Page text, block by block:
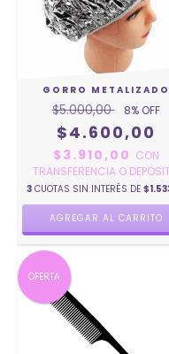
GORRO METALIZADO
$5.000,00 8% OFF
$4.600,00
$3.910,00 CON
TRANSFERENCIA O
3 CUOTAS SIN INTERÉS DE
OFERTA